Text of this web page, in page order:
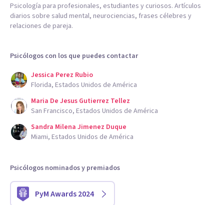
Psicología para profesionales, estudiantes y curiosos. Artículos
diarios sobre salud mental, neurociencias, frases célebres y
relaciones de pareja.
Psicólogos con los que puedes contactar
Jessica Perez Rubio
Florida, Estados Unidos de América
Maria De Jesus Gutierrez Tellez
San Francisco, Estados Unidos de América
Sandra Milena Jimenez Duque
Miami, Estados Unidos de América
Psicólogos nominados y premiados
PyM Awards 2024